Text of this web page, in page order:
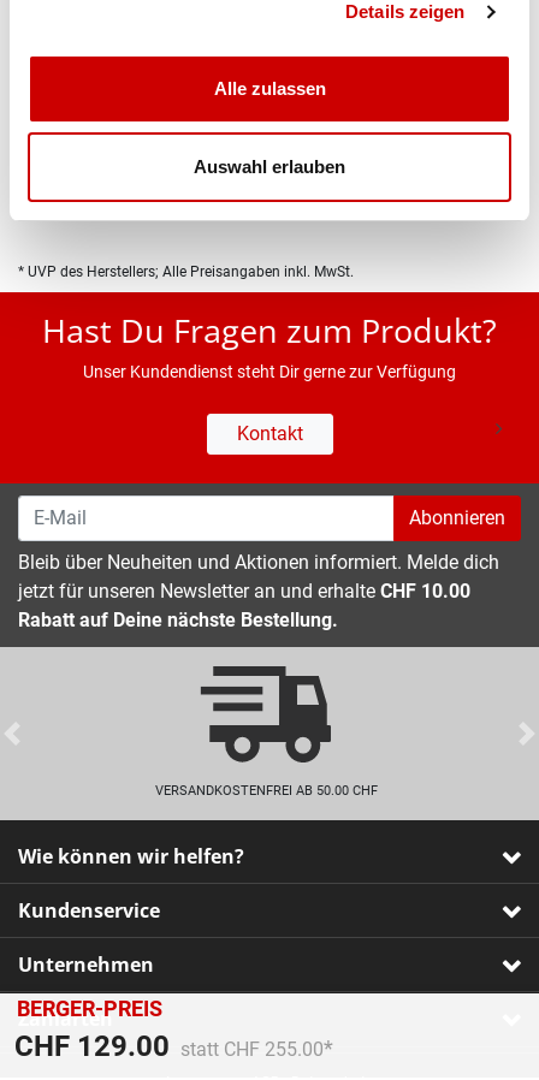
Details zeigen
Alle zulassen
Auswahl erlauben
BERGER-PREIS
CHF 129.00 Preis reduziert von
statt CHF 255.00
An
Eigenschaften
* UVP des Herstellers; Alle Preisangaben inkl. MwSt.
Hast Du Fragen zum Produkt?
Unser Kundendienst steht Dir gerne zur Verfügung
Kontakt
Abonnieren
Bleib über Neuheiten und Aktionen informiert. Melde dich
jetzt für unseren Newsletter an und erhalte CHF 10.00
Rabatt auf Deine nächste Bestellung.
VERSANDKOSTENFREI AB 50.00 CHF
Previous
Wie können wir helfen?
Kundenservice
Unternehmen
Zahlarten